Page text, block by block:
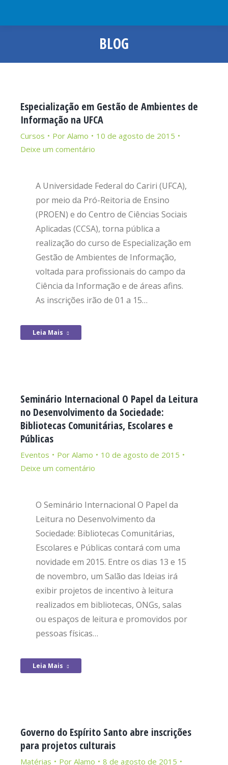
BLOG
Você está aqui:
Especialização em Gestão de Ambientes de
Informação na UFCA
Cursos Por Alamo
10 de agosto de 2015
Deixe um comentário
A Universidade Federal do Cariri (UFCA),
por meio da Pró-Reitoria de Ensino
(PROEN) e do Centro de Ciências Sociais
Aplicadas (CCSA), torna pública a
realização do curso de Especialização em
Gestão de Ambientes de Informação,
voltada para profissionais do campo da
Ciência da Informação e de áreas afins.
As inscrições irão de 01 a 15…
Leia Mais
Seminário Internacional O Papel da Leitura
no Desenvolvimento da Sociedade:
Bibliotecas Comunitárias, Escolares e
Públicas
Eventos Por Alamo
10 de agosto de 2015
Deixe um comentário
O Seminário Internacional O Papel da
Leitura no Desenvolvimento da
Sociedade: Bibliotecas Comunitárias,
Escolares e Públicas contará com uma
novidade em 2015. Entre os dias 13 e 15
de novembro, um Salão das Ideias irá
exibir projetos de incentivo à leitura
realizados em bibliotecas, ONGs, salas
ou espaços de leitura e promovidos por
pessoas físicas…
Leia Mais
Governo do Espírito Santo abre inscrições
para projetos culturais
Matérias Por Alamo
8 de agosto de 2015